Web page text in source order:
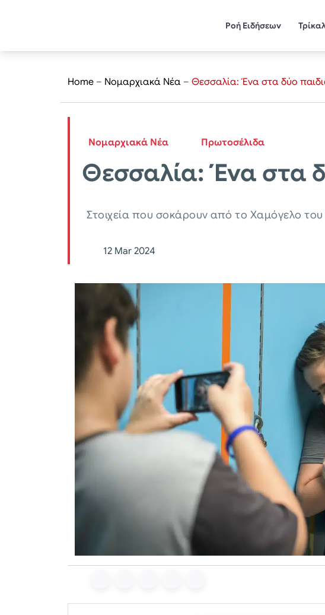
Ροή Ειδήσεων
Home – Νομαρχιακά Νέα – Θεσσαλία: Ένα στα δύο
Νομαρχιακά Νέα Πρωτοσέλιδα
Θεσσαλία: Ένα στα
Στοιχεία που σοκάρουν από το Χαμόγελο του
12 Mar 2024